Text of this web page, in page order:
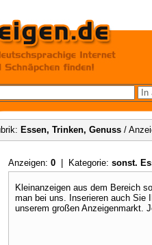
Essen, Trinken, Genuss /
Anzeigen: 0 | Kategorie: sonst.
Kleinanzeigen aus dem Bereich
man bei uns. Inserieren auch Sie
unserem großen Anzeigenmarkt.